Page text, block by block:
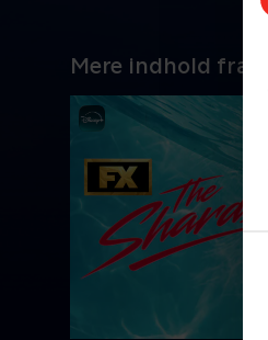
Mere indhold fra